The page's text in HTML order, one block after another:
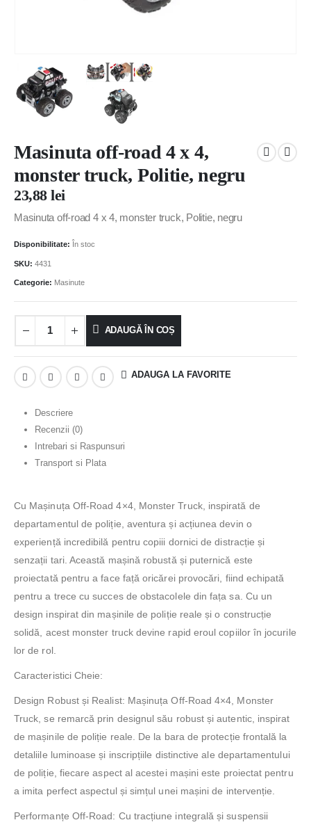
Masinuta off-road 4 x 4,
monster truck, Politie, negru
23,88lei
Masinuta off-road 4 x 4, monster truck, Politie, negru
Disponibilitate: În stoc
SKU: 4431
Categorie: Masinute
ADAUGĂ ÎN COȘ
ADAUGA LA FAVORITE
Descriere
Recenzii (0)
Intrebari si Raspunsuri
Transport si Plata
Cu Mașinuța Off-Road 4×4, Monster Truck, inspirată de
departamentul de poliție, aventura și acțiunea devin o
experiență incredibilă pentru copiii dornici de distracție și
senzații tari. Această mașină robustă și puternică este
proiectată pentru a face față oricărei provocări, fiind echipată
pentru a trece cu succes de obstacolele din fața sa. Cu un
design inspirat din mașinile de poliție reale și o construcție
solidă, acest monster truck devine rapid eroul copiilor în jocurile
lor de rol.
Caracteristici Cheie:
Design Robust și Realist: Mașinuța Off-Road 4×4, Monster
Truck, se remarcă prin designul său robust și autentic, inspirat
de mașinile de poliție reale. De la bara de protecție frontală la
detaliile luminoase și inscripțiile distinctive ale departamentului
de poliție, fiecare aspect al acestei mașini este proiectat pentru
a imita perfect aspectul și simțul unei mașini de intervenție.
Performanțe Off-Road: Cu tracțiune integrală și suspensii